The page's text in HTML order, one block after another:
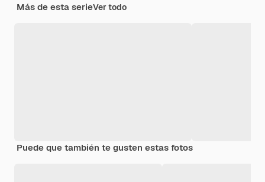
Más de esta serieVer todo
Puede que también te gusten estas fotos